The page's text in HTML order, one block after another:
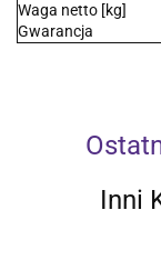
Waga netto [kg]
Gwarancja
Inni